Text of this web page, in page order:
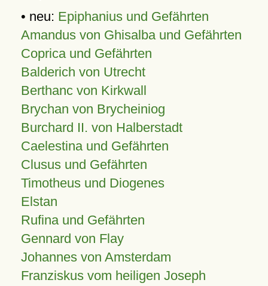
• neu: Epiphanius und Gefährten
Amandus von Ghisalba und Gefährten
Coprica und Gefährten
Balderich von Utrecht
Berthanc von Kirkwall
Brychan von Brycheiniog
Burchard II. von Halberstadt
Caelestina und Gefährten
Clusus und Gefährten
Timotheus und Diogenes
Elstan
Rufina und Gefährten
Gennard von Flay
Johannes von Amsterdam
Franziskus vom heiligen Joseph